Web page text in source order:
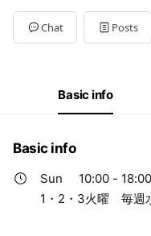
Sun10:00 - 18:00
Mon10:00 - 18:00
Tue
10:00 - 18:00
10:00 - 18:00
1・2・3火曜 毎週水曜は定休
Chat Posts
Basic info
Basic info
Sun
10:00 - 18:00
1・2・3火曜 毎週